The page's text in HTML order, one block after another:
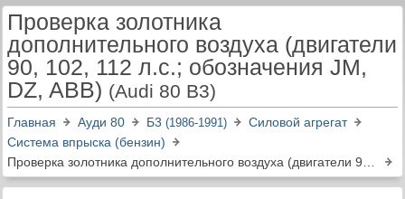
Проверка золотника
дополнительного воздуха (двигатели
90, 102, 112 л.с.; обозначения JM,
DZ, ABB) (Audi 80 B3)
Главная Ауди 80 Б3 (1986-1991)
Силовой агрегат
Система впрыска (бензин)